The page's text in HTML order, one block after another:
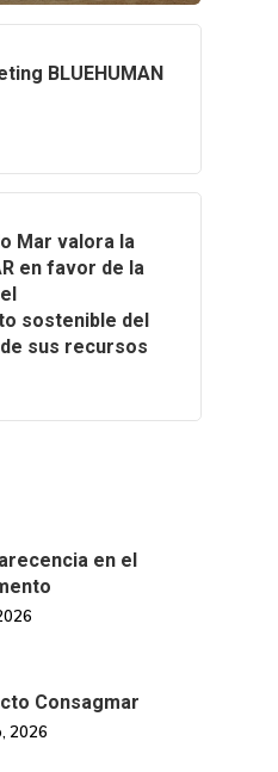
BLUEHUMAN
Mar valora la
en favor de la
sostenible del
sus recursos
en el
Consagmar
2026